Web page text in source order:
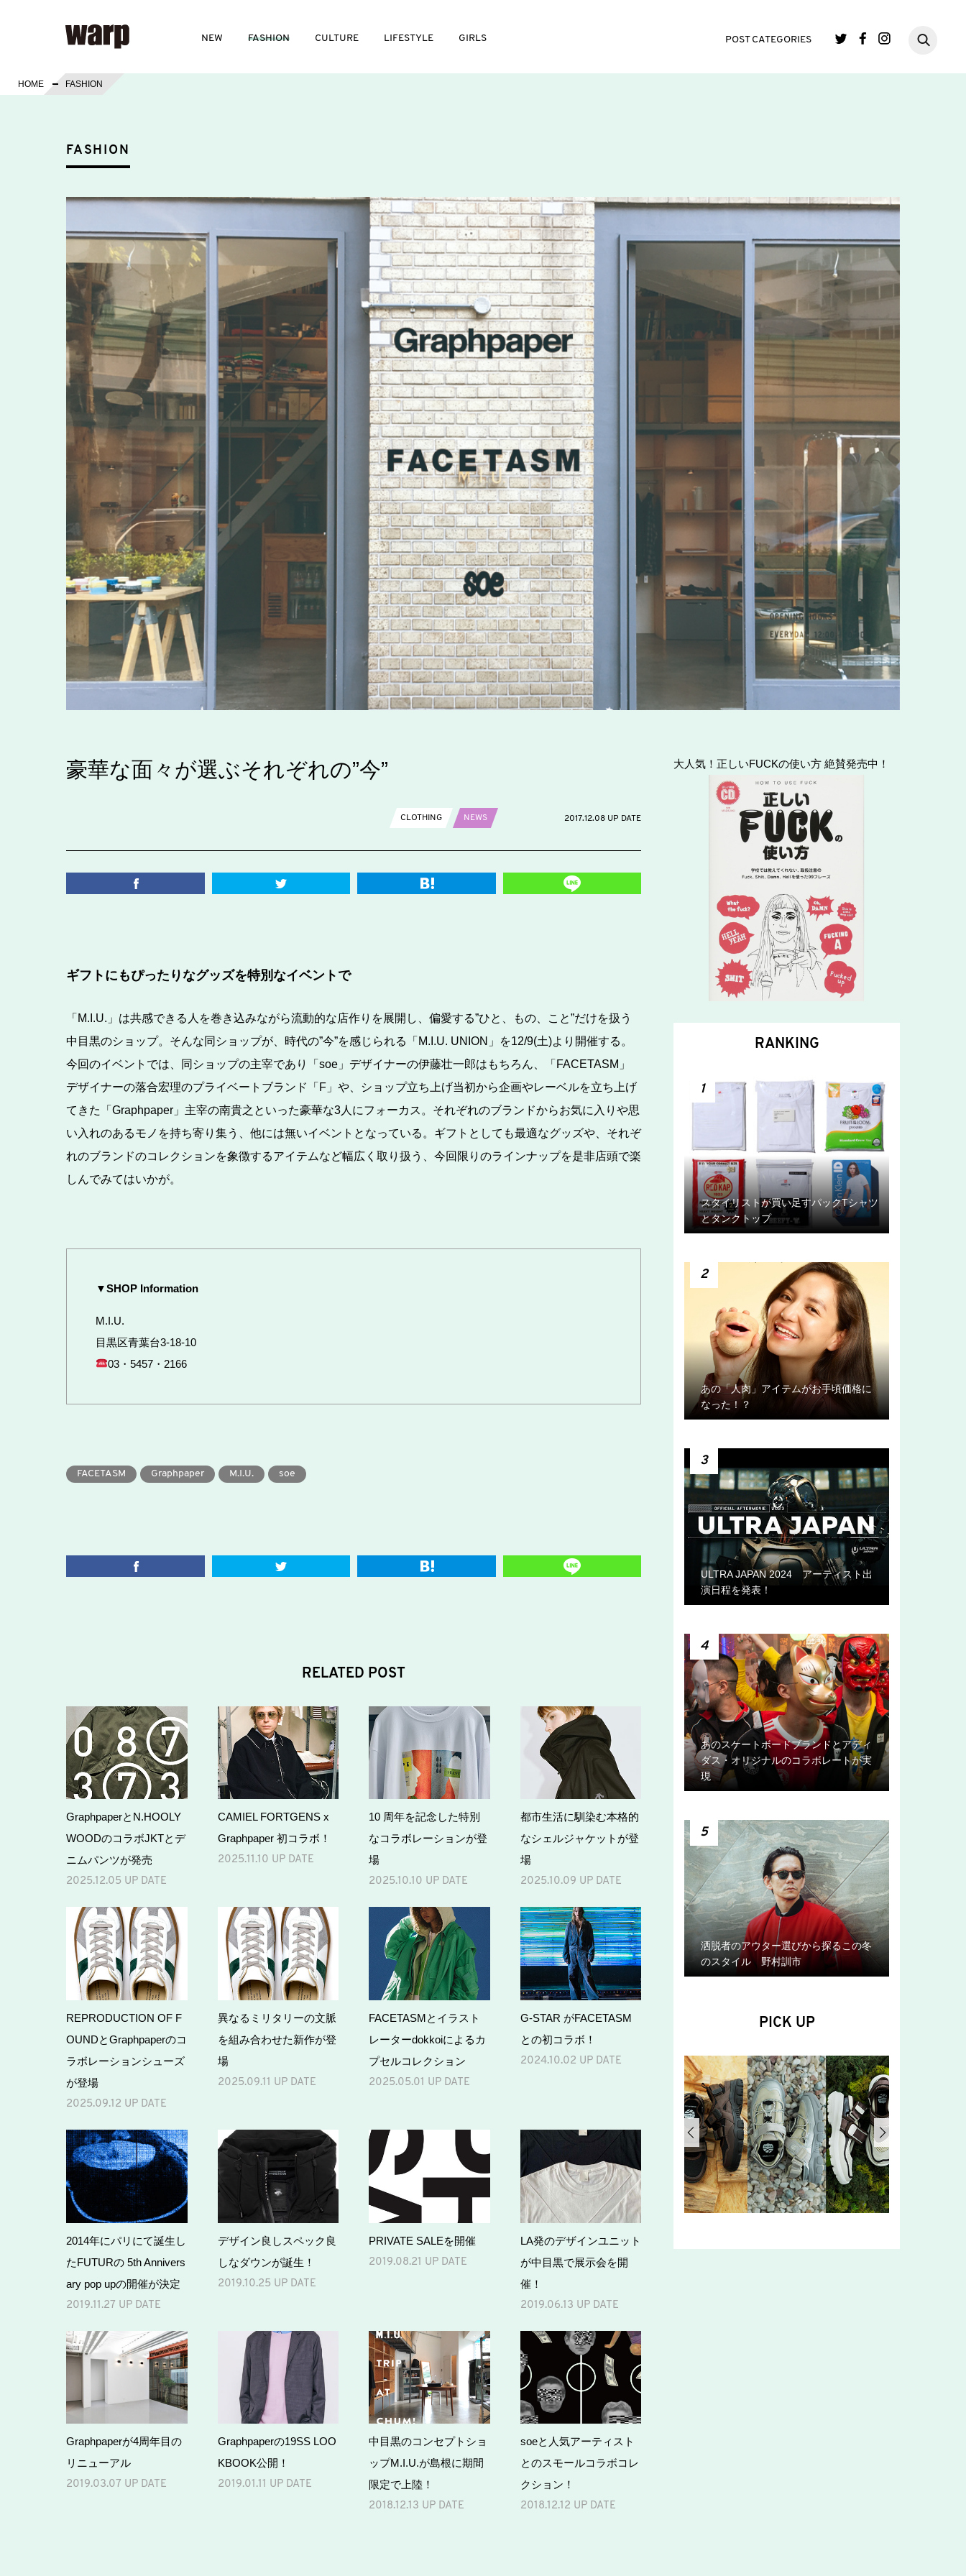
NEW FASHION CULTURE LIFESTYLE GIRLS POST CATEGORIES
HOME FASHION
FASHION
豪華な面々が選ぶそれぞれの”今”
CLOTHING NEWS 2017.12.08 UP DATE
ギフトにもぴったりなグッズを特別なイベントで
「M.I.U.」は共感できる人を巻き込みながら流動的な店作りを展開し、偏愛する”ひと、もの、こと”だけを扱う
中目黒のショップ。そんな同ショップが、時代の”今”を感じられる「M.I.U. UNION」を12/9(土)より開催する。
今回のイベントでは、同ショップの主宰であり「soe」デザイナーの伊藤壮一郎はもちろん、「FACETASM」
デザイナーの落合宏理のプライベートブランド「F」や、ショップ立ち上げ当初から企画やレーベルを立ち上げ
てきた「Graphpaper」主宰の南貴之といった豪華な3人にフォーカス。それぞれのブランドからお気に入りや思
い入れのあるモノを持ち寄り集う、他には無いイベントとなっている。ギフトとしても最適なグッズや、それぞ
れのブランドのコレクションを象徴するアイテムなど幅広く取り扱う、今回限りのラインナップを是非店頭で楽
しんでみてはいかが。
▼SHOP Information
M.I.U.
目黒区青葉台3-18-10
03・5457・2166
FACETASM Graphpaper M.I.U. soe
RELATED POST
GraphpaperとN.HOOLY
WOODのコラボJKTとデ
ニムパンツが発売
2025.12.05 UP DATE
CAMIEL FORTGENS x
Graphpaper 初コラボ！
2025.11.10 UP DATE
10 周年を記念した特別
なコラボレーションが登
場
2025.10.10 UP DATE
都市生活に馴染む本格的
なシェルジャケットが登
場
2025.10.09 UP DATE
REPRODUCTION OF F
OUNDとGraphpaperのコ
ラボレーションシューズ
が登場
2025.09.12 UP DATE
異なるミリタリーの文脈
を組み合わせた新作が登
場
2025.09.11 UP DATE
FACETASMとイラスト
レーターdokkoiによるカ
プセルコレクション
2025.05.01 UP DATE
G-STAR がFACETASM
との初コラボ！
2024.10.02 UP DATE
2014年にパリにて誕生し
たFUTURの 5th Annivers
ary pop upの開催が決定
2019.11.27 UP DATE
デザイン良しスペック良
しなダウンが誕生！
2019.10.25 UP DATE
PRIVATE SALEを開催
2019.08.21 UP DATE
LA発のデザインユニット
が中目黒で展示会を開
催！
2019.06.13 UP DATE
Graphpaperが4周年目の
リニューアル
2019.03.07 UP DATE
Graphpaperの19SS LOO
KBOOK公開！
2019.01.11 UP DATE
中目黒のコンセプトショ
ップM.I.U.が島根に期間
限定で上陸！
2018.12.13 UP DATE
soeと人気アーティスト
とのスモールコラボコレ
クション！
2018.12.12 UP DATE
大人気！正しいFUCKの使い方 絶賛発売中！
RANKING
1
スタイリストが買い足すパックTシャツ
とタンクトップ
2
あの「人肉」アイテムがお手頃価格に
なった！？
3
ULTRA JAPAN 2024 アーティスト出
演日程を発表！
4
あのスケートボードブランドとアディ
ダス・オリジナルのコラボレートが実
現
5
洒脱者のアウター選びから探るこの冬
のスタイル 野村訓市
PICK UP